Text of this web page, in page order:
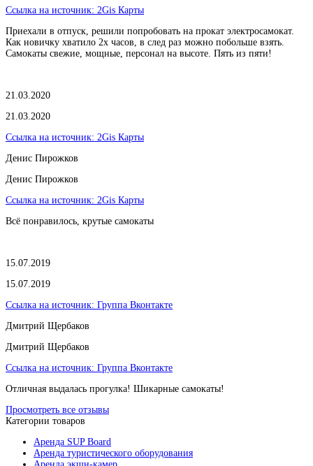
Ссылка на источник: 2Gis Карты
Приехали в отпуск, решили попробовать на прокат электросамокат.
Как новичку хватило 2х часов, в след раз можно побольше взять.
Самокаты свежие, мощные, персонал на высоте. Пять из пяти!
21.03.2020
21.03.2020
Ссылка на источник: 2Gis Карты
​Денис Пирожков
​Денис Пирожков
Ссылка на источник: 2Gis Карты
Всё понравилось, крутые самокаты
15.07.2019
15.07.2019
Ссылка на источник: Группа Вконтакте
Дмитрий Щербаков
Дмитрий Щербаков
Ссылка на источник: Группа Вконтакте
Отличная выдалась прогулка! Шикарные самокаты!
Просмотреть все отзывы
Категории товаров
Аренда SUP Board
Аренда туристического оборудования